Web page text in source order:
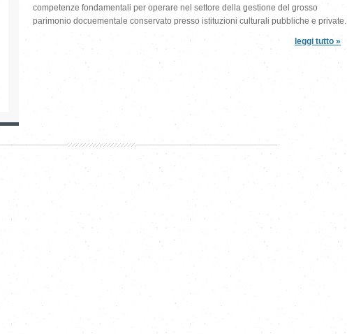
competenze fondamentali per operare nel settore della gestione del grosso
parimonio docuementale conservato presso istituzioni culturali pubbliche e private.
leggi tutto »